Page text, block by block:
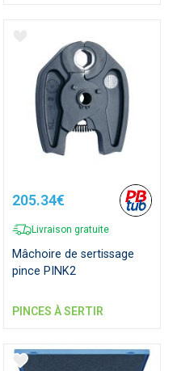
205.34€
Livraison gratuite
Mâchoire de sertissage
pince PINK2
PINCES À SERTIR